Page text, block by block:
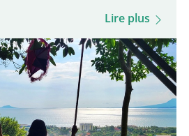
salée. C'est l'équilibre de
Québec. Même si
parisiennes en
se démarque par son
Voici 5 adresses
Lire plus